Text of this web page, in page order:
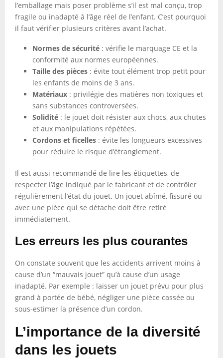
l’emballage mais poser problème s’il est mal conçu, trop
fragile ou inadapté à l’âge réel de l’enfant. C’est pourquoi
il faut vérifier plusieurs critères avant l’achat.
Normes de sécurité : vérifie le marquage CE et la
conformité aux normes européennes.
Taille des pièces : évite tout élément trop petit pour
les enfants de moins de 3 ans.
Matériaux : privilégie des matières non toxiques et
sans substances controversées.
Solidité : le jouet doit résister aux chocs, aux chutes
et aux manipulations répétées.
Cordons et ficelles : évite les longueurs excessives
pour réduire le risque d’étranglement.
Il est aussi recommandé de lire les étiquettes, de
respecter l’âge indiqué par le fabricant et de contrôler
régulièrement l’état du jouet. Un jouet abîmé, fissuré ou
avec une pièce qui se détache doit être retiré
immédiatement.
Les erreurs les plus courantes
On constate souvent que les accidents arrivent moins à
cause d’un “mauvais jouet” qu’à cause d’un usage
inadapté. Par exemple : laisser un jouet prévu pour plus
grand à portée de bébé, négliger une pièce cassée ou
sous-estimer la présence d’un cordon.
L’importance de la diversité
dans les jouets